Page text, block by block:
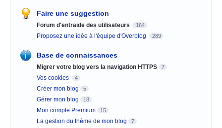
Faire une suggestion
Forum d'entraide des utilisateurs 164
Proposez une idée à l'équipe d'Overblog 289
Base de connaissances
Migrer votre blog vers la navigation HTTPS 7
Vos cookies 4
Créer mon blog 5
Gérer mon blog 18
Mon compte Premium 15
La gestion du thème de mon blog 7